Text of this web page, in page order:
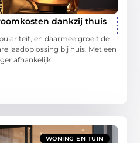
dankzij thuis
en daarmee groeit de
laadoplossing bij huis. Met een
afhankelijk
WONING EN TUIN